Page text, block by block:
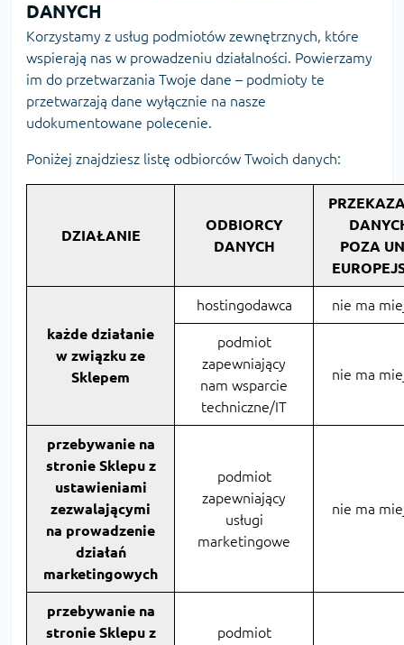
DANYCH
Korzystamy z usług podmiotów zewnętrznych, które
wspierają nas w prowadzeniu działalności. Powierzamy
im do przetwarzania Twoje dane – podmioty te
przetwarzają dane wyłącznie na nasze
udokumentowane polecenie.
Poniżej znajdziesz listę odbiorców Twoich danych:
DZIAŁANIE
ODBIORCY
DANYCH
POZA
każde działanie
w związku ze
Sklepem
hostingodawca nie ma
podmiot
zapewniający
nam wsparcie
techniczne/IT
nie ma
przebywanie na
stronie Sklepu z
ustawieniami
zezwalającymi
na prowadzenie
działań
marketingowych
podmiot
zapewniający
usługi
marketingowe
nie ma
przebywanie na
stronie Sklepu z
podmiot